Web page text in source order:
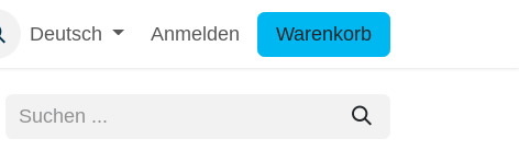
Deutsch Anmelden Warenkorb